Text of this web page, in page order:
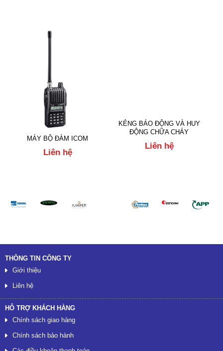
MÁY BỘ ĐÀM ICOM
Liên hệ
KẺNG BÁO ĐỘNG VÀ HUY
ĐỘNG CHỮA CHÁY
Liên hệ
THÔNG TIN CÔNG TY
Giới thiệu
Liên hệ
HỖ TRỢ KHÁCH HÀNG
Chính sách giao hàng
Chính sách bảo hành